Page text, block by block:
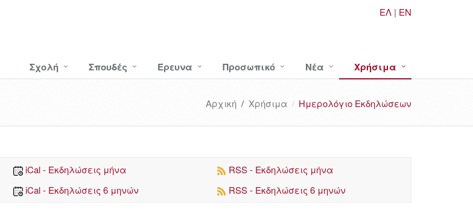
ΕΛ | EN
Σχολή Σπουδές Έρευνα Προσωπικό Νέα Χρήσιμα
Αρχική / Χρήσιμα Ημερολόγιο Εκδηλώσεων
iCal - Εκδηλώσεις μήνα
iCal - Εκδηλώσεις 6 μηνών
RSS - Εκδηλώσεις μήνα
RSS - Εκδηλώσεις 6 μηνών